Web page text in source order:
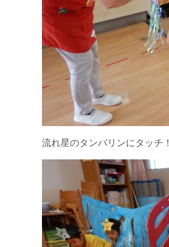
流れ星のタンバリンにタッチ！